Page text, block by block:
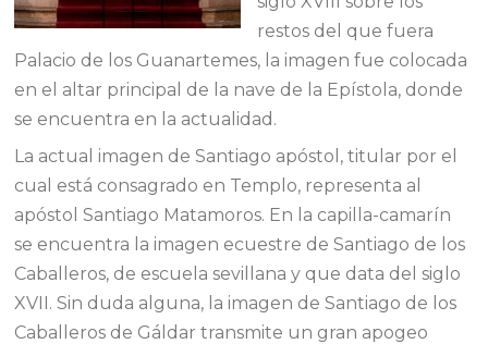
restos del que fuera
Palacio de los Guanartemes, la imagen fue colocada
en el altar principal de la nave de la Epístola, donde
se encuentra en la actualidad.
La actual imagen de Santiago apóstol, titular por el
cual está consagrado en Templo, representa al
apóstol Santiago Matamoros. En la capilla-camarín
se encuentra la imagen ecuestre de Santiago de los
Caballeros, de escuela sevillana y que data del siglo
XVII. Sin duda alguna, la imagen de Santiago de los
Caballeros de Gáldar transmite un gran apogeo